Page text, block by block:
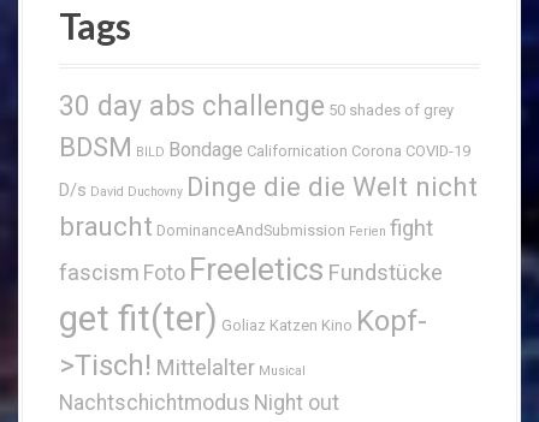
Tags
30 day abs challenge 50 shades of grey
BDSM BILD Bondage Californication Corona COVID-19
D/s David Duchovny Dinge die die Welt nicht
braucht DominanceAndSubmission Ferien fight
fascism Foto Freeletics Fundstücke
get fit(ter) Goliaz Katzen Kino Kopf-
>Tisch! Mittelalter Musical
Nachtschichtmodus Night out